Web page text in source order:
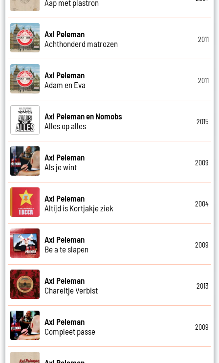
Aap met plastron
Axl Peleman
Achthonderd matrozen
2011
Axl Peleman
Adam en Eva
2011
Axl Peleman en Nomobs
Alles op alles
2015
Axl Peleman
Als je wint
2009
Axl Peleman
Altijd is Kortjakje ziek
2004
Axl Peleman
Be a te slapen
2009
Axl Peleman
Chareltje Verbist
2013
Axl Peleman
Compleet passe
2009